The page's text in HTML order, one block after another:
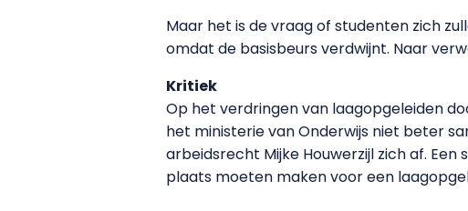
Maar het is de vraag of studenten zich
omdat de basisbeurs verdwijnt. Naar
Kritiek
Op het verdringen van laagopgeleiden
het ministerie van Onderwijs niet beter
arbeidsrecht Mijke Houwerzijl zich af.
plaats moeten maken voor een